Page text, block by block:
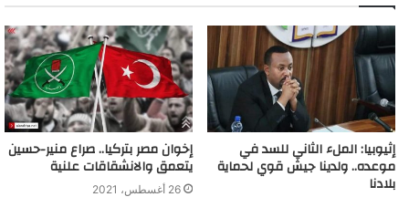
إثيوبيا: الملء الثاني للسد في
موعده.. ولدينا جيش قوي لحماية
بلادنا
إخوان مصر بتركيا.. صراع منير-حسين
يتعمق والانشقاقات علنية
26 أغسطس، 2021